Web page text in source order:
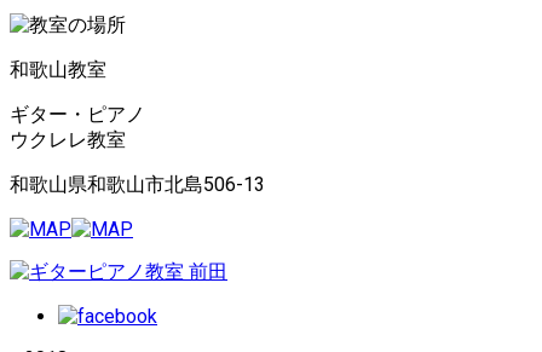
和歌山教室
ギター・ピアノ
ウクレレ教室
和歌山県和歌山市北島506-13